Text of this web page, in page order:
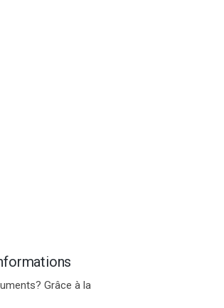
? Grâce à la